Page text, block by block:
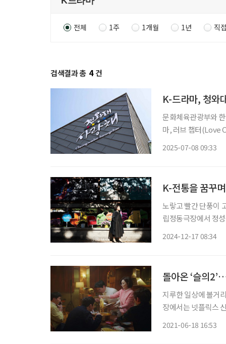
전체 1주 1개월 1년 직
검색결과 총 4 건
K-드라마, 청와
문화체육관광부와
마, 러브 챕터(Love
2025-07-08 09:33
K-전통을 꿈꾸
노랗고 빨간 단풍이
립정동극장에서 정성숙
2024-12-17 08:34
돌아온 ‘슬의
지루한 일상에 볼거
장에서는 넷플릭스
2021-06-18 16:53